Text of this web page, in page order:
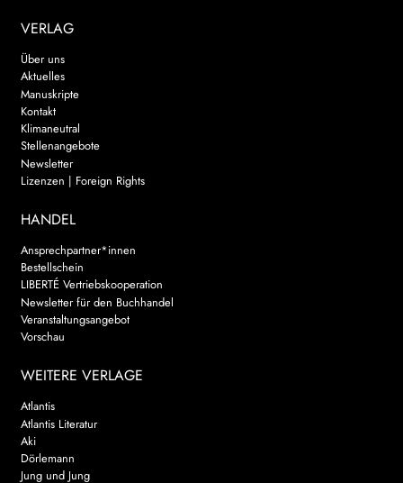
VERLAG
Über uns
Aktuelles
Manuskripte
Kontakt
Klimaneutral
Stellenangebote
Newsletter
Lizenzen | Foreign Rights
HANDEL
Ansprechpartner*innen
Bestellschein
LIBERTÉ Vertriebskooperation
Newsletter für den Buchhandel
Veranstaltungsangebot
Vorschau
WEITERE VERLAGE
Atlantis
Atlantis Literatur
Aki
Dörlemann
Jung und Jung